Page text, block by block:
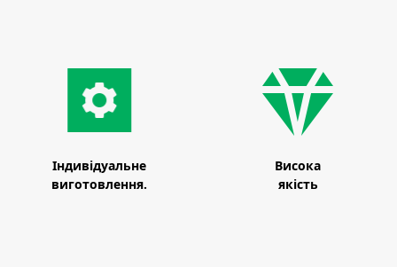
Індивідуальне
виготовлення.
Висока
якість